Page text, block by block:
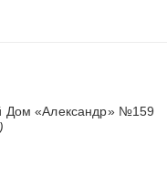
Дом «Александр» №159